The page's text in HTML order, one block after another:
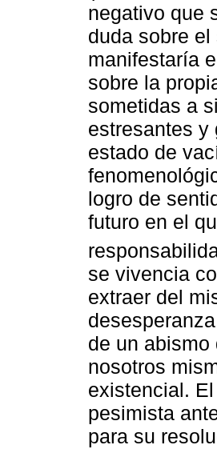
negativo que
duda sobre
manifestaría
sobre la
sometidas a
estresantes y
estado de
logro de
futuro en el
se vivencia
extraer del
de un
nosotros
existencial.
pesimista
para su